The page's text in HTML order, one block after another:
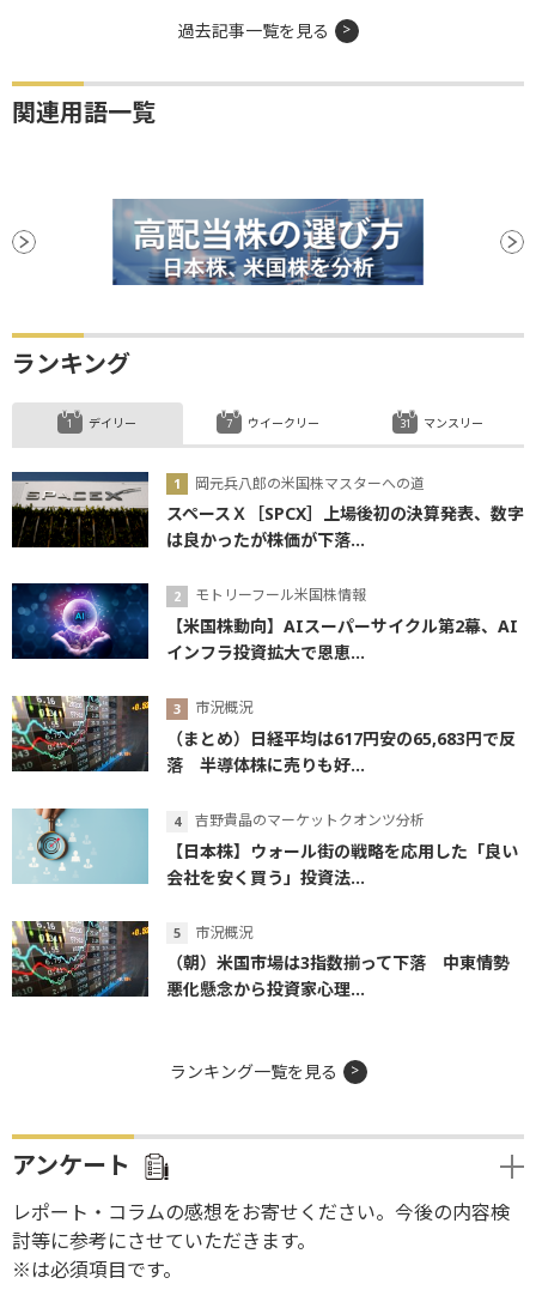
過去記事一覧を見る
関連用語一覧
ランキング
デイリー
岡元兵八郎の米国株マスターへの道
スペースＸ［SPCX］上場後初の決算発表、数字
は良かったが株価が下落...
モトリーフール米国株情報
【米国株動向】AIスーパーサイクル第2幕、AI
インフラ投資拡大で恩恵...
市況概況
（まとめ）日経平均は617円安の65,683円で反
落 半導体株に売りも好...
吉野貴晶のマーケットクオンツ分析
【日本株】ウォール街の戦略を応用した「良い
会社を安く買う」投資法...
市況概況
（朝）米国市場は3指数揃って下落 中東情勢
悪化懸念から投資家心理...
ウイークリー マンスリー
ランキング一覧を見る
アンケート
レポート・コラムの感想をお寄せください。今後の内容検
討等に参考にさせていただきます。
※は必須項目です。